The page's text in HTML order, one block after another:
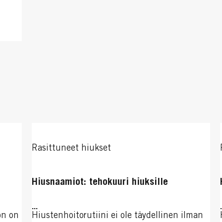
on
Rasittuneet hiukset
Hiusnaamiot: tehokuuri hiuksille
...
Hiustenhoitorutiini ei ole täydellinen ilman